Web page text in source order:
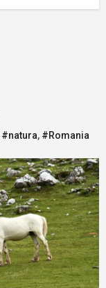
#natura, #Romania